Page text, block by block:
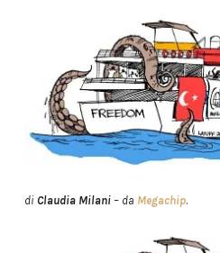
di Claudia Milani– da Megachip.